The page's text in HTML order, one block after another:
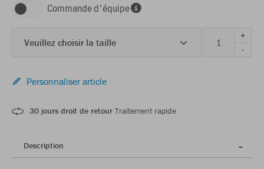
Commande d'équipe
Veuillez choisir la taille
+
-
Personnaliser article
30 jours droit de retour Traitement rapide
Description